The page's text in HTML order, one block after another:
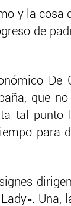
y la cosa
de
De
que
tal punto
para
Una,